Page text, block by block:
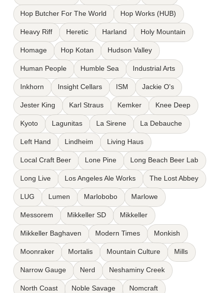
Hop Butcher For The World Hop Works (HUB)
Heavy Riff Heretic Harland Holy Mountain
Homage Hop Kotan Hudson Valley
Human People Humble Sea Industrial Arts
Inkhorn Insight Cellars ISM Jackie O's
Jester King Karl Straus Kemker Knee Deep
Kyoto Lagunitas La Sirene La Debauche
Left Hand Lindheim Living Haus
Local Craft Beer Lone Pine Long Beach Beer Lab
Long Live Los Angeles Ale Works The Lost Abbey
LUG Lumen Marlobobo Marlowe
Messorem Mikkeller SD Mikkeller
Mikkeller Baghaven Modern Times Monkish
Moonraker Mortalis Mountain Culture Mills
Narrow Gauge Nerd Neshaminy Creek
North Coast Noble Savage Nomcraft